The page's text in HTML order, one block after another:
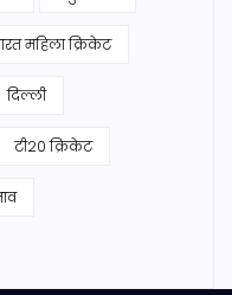
महिला क्रिकेट
दिल्ली
टी20 क्रिकेट